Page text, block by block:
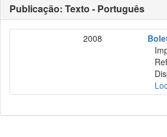
Publicação: Texto - Português
2008